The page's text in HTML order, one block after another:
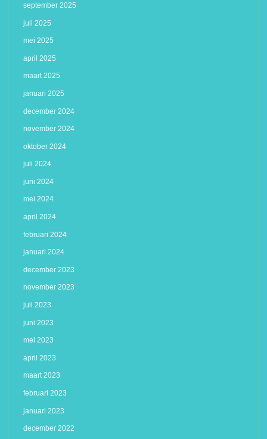
september 2025
juli 2025
mei 2025
april 2025
maart 2025
januari 2025
december 2024
november 2024
oktober 2024
juli 2024
juni 2024
mei 2024
april 2024
februari 2024
januari 2024
december 2023
november 2023
juli 2023
juni 2023
mei 2023
april 2023
maart 2023
februari 2023
januari 2023
december 2022